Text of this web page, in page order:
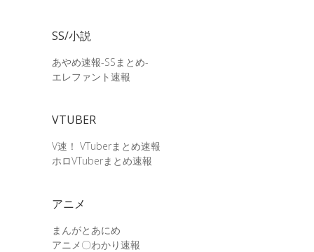
SS/小説
あやめ速報-SSまとめ-
エレファント速報
VTUBER
V速！ VTuberまとめ速報
ホロVTuberまとめ速報
アニメ
まんがとあにめ
アニメ〇わかり速報